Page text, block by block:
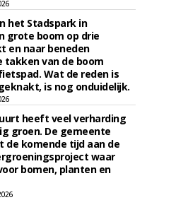
het Stadspark in
grote boom op drie
en naar beneden
takken van de boom
Wat de reden is
is nog onduidelijk.
heeft veel verharding
groen. De gemeente
de komende tijd aan de
waar
bomen, planten en